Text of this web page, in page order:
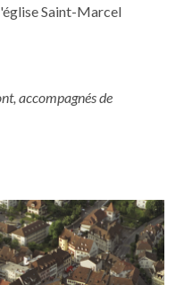
Saint-Marcel
accompagnés de